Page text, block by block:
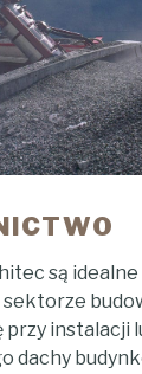
są
przy instalacji
dachy